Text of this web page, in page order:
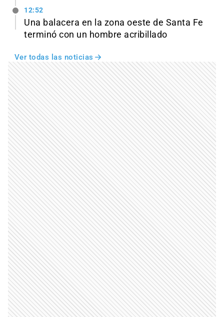
12:52
Una balacera en la zona oeste de Santa Fe
terminó con un hombre acribillado
Ver todas las noticias